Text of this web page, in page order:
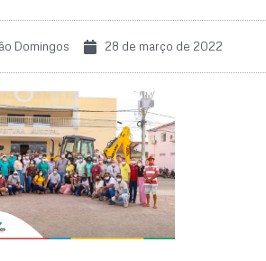
Domingos 28 de março de 2022